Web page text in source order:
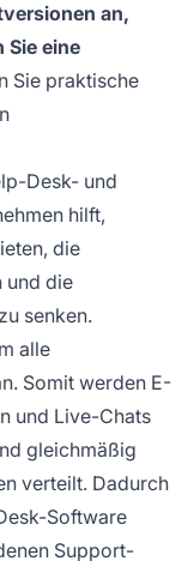
an,
Sie eine
Sie praktische
Desk- und
hilft,
die
und die
senken.
alle
Somit werden E-
und Live-Chats
gleichmäßig
verteilt. Dadurch
Software
Support-